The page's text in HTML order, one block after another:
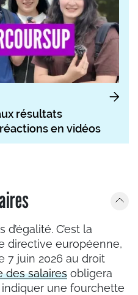
résultats
en vidéos
C’est la
directive européenne,
7 juin 2026 au droit
des salaires obligera
une fourchette